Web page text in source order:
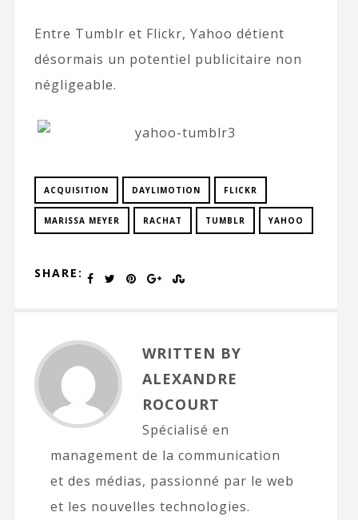
Entre Tumblr et Flickr, Yahoo détient
désormais un potentiel publicitaire non
négligeable.
ACQUISITION DAYLIMOTION FLICKR
MARISSA MEYER RACHAT TUMBLR YAHOO
SHARE:
WRITTEN BY
ALEXANDRE
ROCOURT
Spécialisé en
management de la communication
et des médias, passionné par le web
et les nouvelles technologies.